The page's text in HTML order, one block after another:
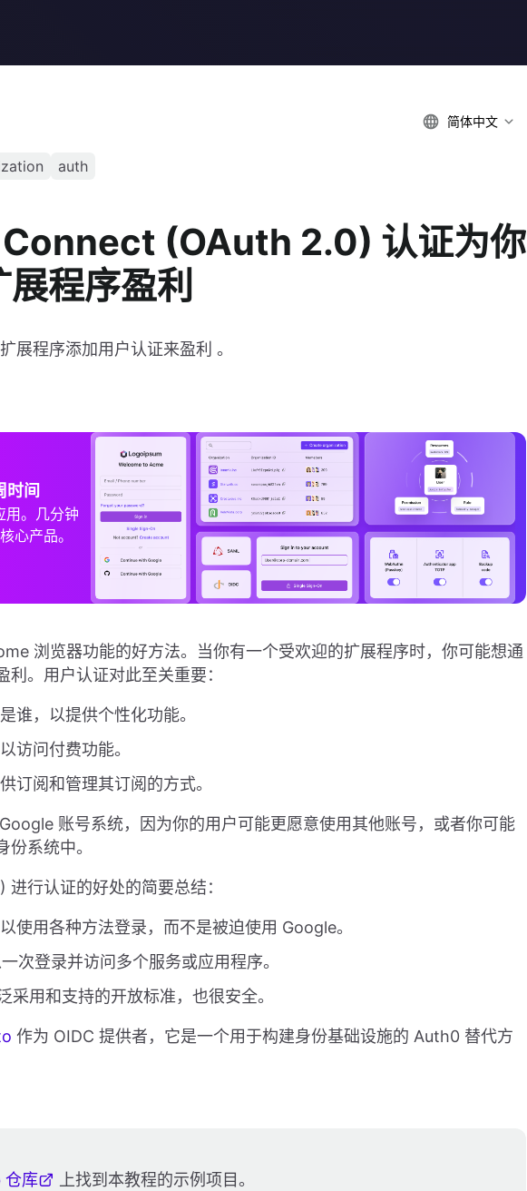
简体中文
auth
(OAuth 2.0) 认证为你
程序盈利
展程序添加用户认证来盈利 。
时间
。几分钟
心产品。
浏览器功能的好方法。当你有一个受欢迎的扩展程序时，你可能想通
。用户认证对此至关重要：
谁，以提供个性化功能。
访问付费功能。
订阅和管理其订阅的方式。
账号系统，因为你的用户可能更愿意使用其他账号，或者你可能
系统中。
行认证的好处的简要总结：
使用各种方法登录，而不是被迫使用 Google。
次登录并访问多个服务或应用程序。
采用和支持的开放标准，也很安全。
作为 OIDC 提供者，它是一个用于构建身份基础设施的 Auth0 替代方
仓库 上找到本教程的示例项目。